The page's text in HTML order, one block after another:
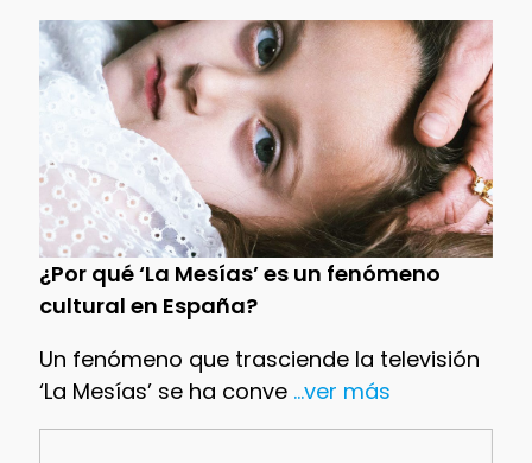
¿Por qué ‘La Mesías’ es un fenómeno
cultural en España?
Un fenómeno que trasciende la televisión
‘La Mesías’ se ha conve...ver más